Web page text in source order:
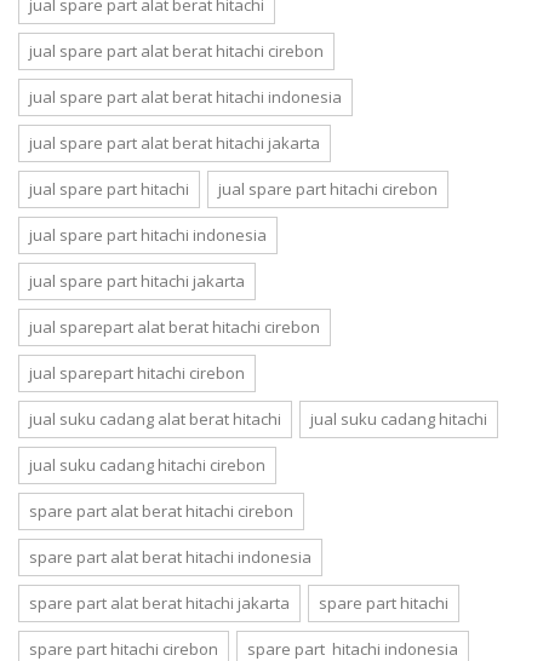
jual spare part alat berat hitachi
jual spare part alat berat hitachi cirebon
jual spare part alat berat hitachi indonesia
jual spare part alat berat hitachi jakarta
jual spare part hitachi jual spare part hitachi cirebon
jual spare part hitachi indonesia
jual spare part hitachi jakarta
jual sparepart alat berat hitachi cirebon
jual sparepart hitachi cirebon
jual suku cadang alat berat hitachi jual suku cadang hitachi
jual suku cadang hitachi cirebon
spare part alat berat hitachi cirebon
spare part alat berat hitachi indonesia
spare part alat berat hitachi jakarta spare part hitachi
spare part hitachi cirebon spare part hitachi indonesia